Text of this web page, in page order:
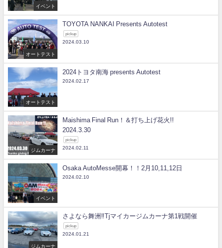
イベント
オートテスト
TOYOTA NANKAI Presents Autotest
pickup
2024.03.10
オートテスト
2024トヨタ南海 presents Autotest
2024.02.17
ジムカーナ
Maishima Final Run！＆打ち上げ花火!!
2024.3.30
pickup
2024.02.11
イベント
Osaka AutoMesse開幕！！2月10,11,12日
2024.02.10
ジムカーナ
さよなら舞洲‼Tjマイカージムカーナ第1戦開催
pickup
2024.01.21